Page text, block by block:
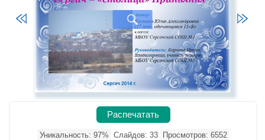
Распечатать
Уникальность: 97% Слайдов: 33
Просмотров: 6552